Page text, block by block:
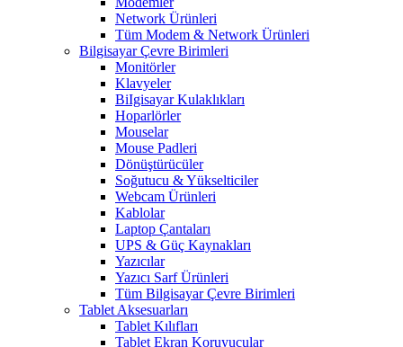
Network Ürünleri
Tüm Modem & Network Ürünleri
Bilgisayar Çevre Birimleri
Monitörler
Klavyeler
BiIgisayar Kulaklıkları
Hoparlörler
Mouselar
Mouse Padleri
Dönüştürücüler
Soğutucu & Yükselticiler
Webcam Ürünleri
Kablolar
Laptop Çantaları
UPS & Güç Kaynakları
Yazıcılar
Yazıcı Sarf Ürünleri
Tüm Bilgisayar Çevre Birimleri
Tablet Aksesuarları
Tablet Kılıfları
Tablet Ekran Koruyucular